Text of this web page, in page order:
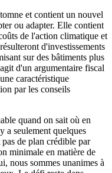
et contient un nouvel
ou adapter. Elle contient
de l'action climatique et
d'investissements
sur des bâtiments plus
d'un argumentaire fiscal
caractéristique
par les conseils
quand on sait où en
a seulement quelques
de plan crédible par
minimale en matière de
nous sommes unanimes à